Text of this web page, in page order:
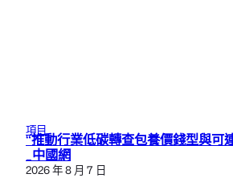
項目
“推動行業低碳轉查包養價錢型與可
_中國網
2026 年 8 月 7 日